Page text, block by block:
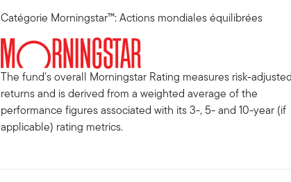
Catégorie Morningstar™: Actions mondiales équilibrées
The fund's overall Morningstar Rating measures risk-adjusted
returns and is derived from a weighted average of the
performance figures associated with its 3-, 5- and 10-year (if
applicable) rating metrics.